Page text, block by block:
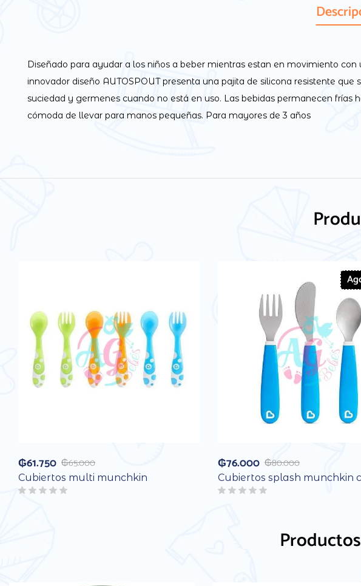
Diseñado para ayudar a los niños a beber mientras estan en movimiento
innovador diseño AUTOSPOUT presenta una pajita de silicona resistente
suciedad y germenes cuando no está en uso. Las bebidas permanecen frías
cómoda de llevar para manos pequeñas. Para mayores de 3 años
₲65.000
₲61.750
Cubiertos multi munchkin
₲80.000
₲76.000
Cubiertos splash munchkin